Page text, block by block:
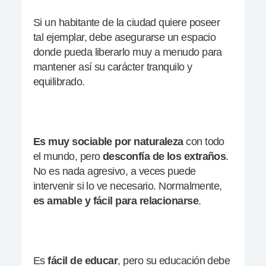
Si un habitante de la ciudad quiere poseer
tal ejemplar, debe asegurarse un espacio
donde pueda liberarlo muy a menudo para
mantener así su carácter tranquilo y
equilibrado.
Es muy sociable por naturalezacon todo
el mundo, pero desconfía de los extraños.
No es nada agresivo, a veces puede
intervenir si lo ve necesario. Normalmente,
es amable y fácil para relacionarse.
Esfácil de educar, pero su educación debe